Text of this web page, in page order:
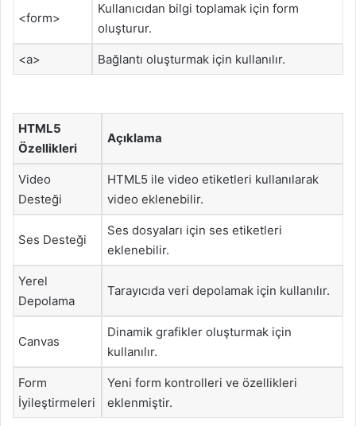
<form>
Kullanıcıdan bilgi toplamak için form
oluşturur.
<a> Bağlantı oluşturmak için kullanılır.
HTML5
Özellikleri
Açıklama
Video
Desteği
HTML5 ile video etiketleri kullanılarak
video eklenebilir.
Ses Desteği
Ses dosyaları için ses etiketleri
eklenebilir.
Yerel
Depolama
Tarayıcıda veri depolamak için kullanılır.
Canvas
Dinamik grafikler oluşturmak için
kullanılır.
Form
İyileştirmeleri
Yeni form kontrolleri ve özellikleri
eklenmiştir.